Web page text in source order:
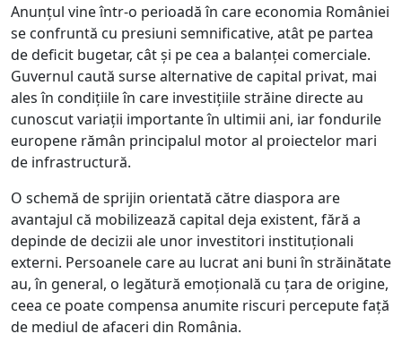
Anunțul vine într-o perioadă în care economia României
se confruntă cu presiuni semnificative, atât pe partea
de deficit bugetar, cât și pe cea a balanței comerciale.
Guvernul caută surse alternative de capital privat, mai
ales în condițiile în care investițiile străine directe au
cunoscut variații importante în ultimii ani, iar fondurile
europene rămân principalul motor al proiectelor mari
de infrastructură.
O schemă de sprijin orientată către diaspora are
avantajul că mobilizează capital deja existent, fără a
depinde de decizii ale unor investitori instituționali
externi. Persoanele care au lucrat ani buni în străinătate
au, în general, o legătură emoțională cu țara de origine,
ceea ce poate compensa anumite riscuri percepute față
de mediul de afaceri din România.